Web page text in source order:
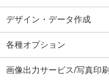
デザイン・データ作成
各種オプション
画像出力サービス/写真印刷